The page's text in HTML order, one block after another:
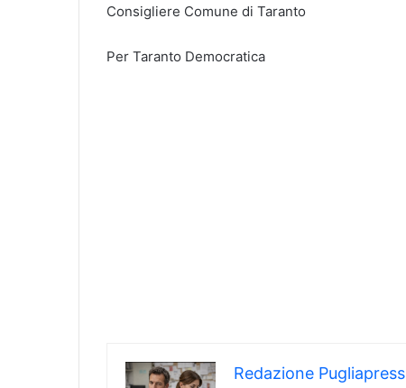
Consigliere Comune di Taranto
Per Taranto Democratica
Redazione Pugliapress